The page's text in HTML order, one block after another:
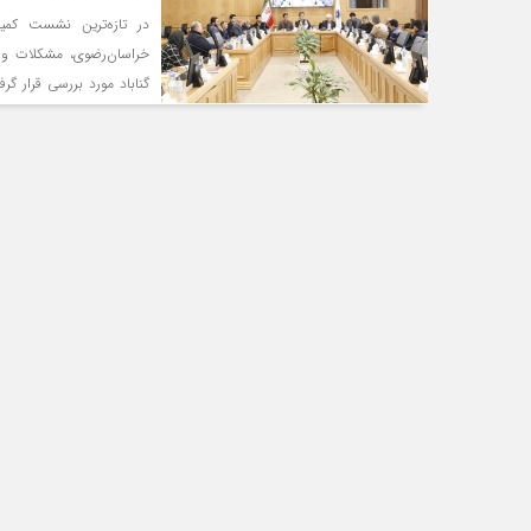
برخی قانون ها و همچنین
در تازه‌ترین نشست
خراسان‌رضوی، مشکلات و
گناباد مورد بررسی
فعالیت معدنی